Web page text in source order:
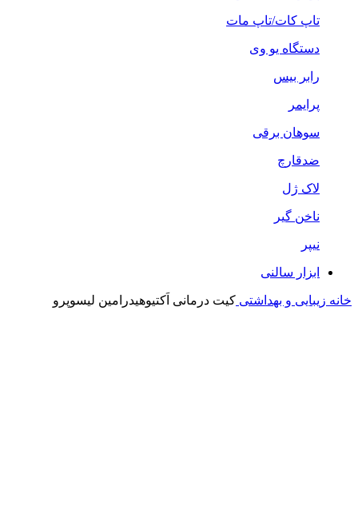
تاپ کات/تاپ مات
دستگاه یو وی
رابر بیس
پرایمر
سوهان برقی
ضدقارچ
لاک ژل
ناخن گیر
نیپر
ابزار سالنی
خانه زیبایی و بهداشتی کیت درمانی اَکتیوهیدرامین لیسوپرو